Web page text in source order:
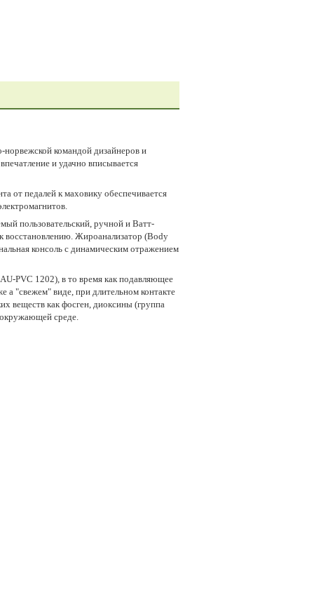
командой дизайнеров и
и удачно вписывается
от педалей к маховику обеспечивается
пользовательский, ручной и Ватт-
восстановлению. Жироанализатор (Body
консоль с динамическим отражением
PVC 1202), в то время как подавляющее
а "свежем" виде, при длительном контакте
веществ как фосген, диоксины (группа
окружающей среде.